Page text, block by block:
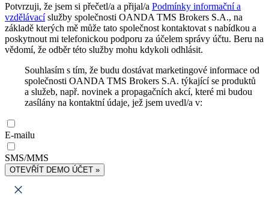
Potvrzuji, že jsem si přečetl/a a přijal/a Podmínky informační a
vzdělávacíslužby společnosti OANDA TMS Brokers S.A., na
základě kterých mě může tato společnost kontaktovat s nabídkou a
poskytnout mi telefonickou podporu za účelem správy účtu. Beru na
vědomí, že odběr této služby mohu kdykoli odhlásit.
Souhlasím s tím, že budu dostávat marketingové informace od
společnosti OANDA TMS Brokers S.A. týkající se produktů
a služeb, např. novinek a propagačních akcí, které mi budou
zasílány na kontaktní údaje, jež jsem uvedl/a v:
E-mailu
SMS/MMS
OTEVŘÍT DEMO ÚČET »